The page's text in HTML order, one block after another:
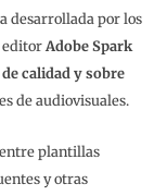
desarrollada por los
editorAdobe Spark
calidad y sobre
de audiovisuales.
plantillas
y otras